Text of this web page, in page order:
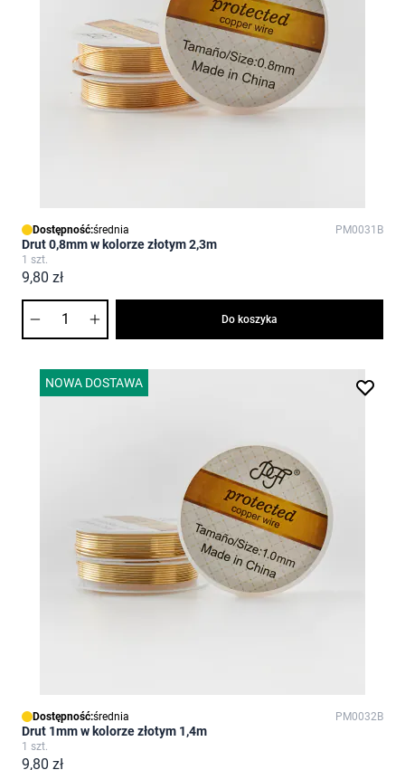
Dostępność:średnia PM0031B
Drut 0,8mm w kolorze złotym 2,3m
1 szt.
9,80 zł
Do koszyka
NOWA DOSTAWA
Dostępność:średnia PM0032B
Drut 1mm w kolorze złotym 1,4m
1 szt.
9,80 zł